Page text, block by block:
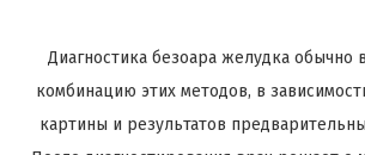
Диагностика безоаражелудка обычно
комбинацию этих методов, в
картины и результатов